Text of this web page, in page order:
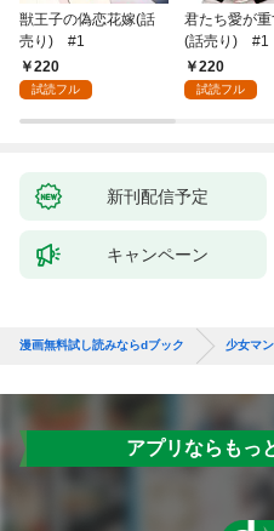
獣王子の偽恋花嫁(話
売り) #1
220
試読フル
君たち愛が重
(話売り) #1
220
試読フル
新刊配信予定
キャンペーン
漫画無料試し読みならdブック 少女マ
アプリならもっ